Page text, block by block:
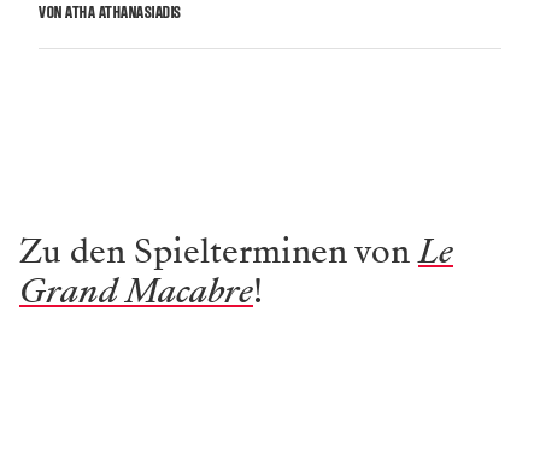
VON ATHA ATHANASIADIS
Zu den Spielterminen vonLe
Grand Macabre!